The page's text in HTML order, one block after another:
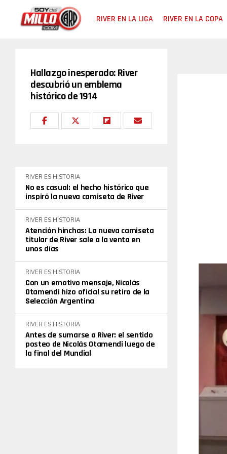
RIVER EN LA LIGA RIVER EN LA COPA
Hallazgo inesperado: River
descubrió un emblema
histórico de 1914
RIVER ES HISTORIA
No es casual: el hecho histórico que
inspiró la nueva camiseta de River
RIVER ES HISTORIA
Atención hinchas: La nueva camiseta
titular de River sale a la venta en
unos días
RIVER ES HISTORIA
Con un emotivo mensaje, Nicolás
Otamendi hizo oficial su retiro de la
Selección Argentina
RIVER ES HISTORIA
Antes de sumarse a River: el sentido
posteo de Nicolás Otamendi luego de
la final del Mundial